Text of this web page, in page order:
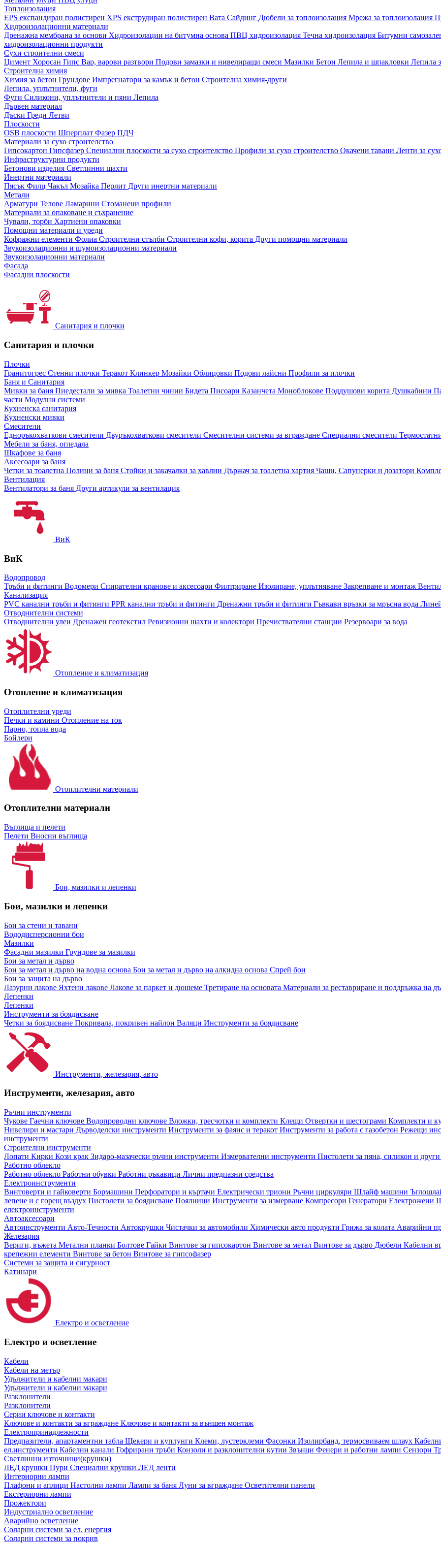
Топлоизолация
EPS експандиран полистирен XPS екструдиран полистирен Вата Сайдинг Дюбели за топлоизолация Мрежа за топлоизолация
Хидроизолационни материали
Дренажна мембрана за основи Хидроизолации на битумна основа ПВЦ хидроизолация Течна хидроизолация Битумни
хидроизолационни продукти
Сухи строителни смеси
Цимент Хоросан Гипс Вар, варови разтвори Подови замазки и нивелиращи смеси Мазилки Бетон Лепила и шпакловки Лепила
Строителна химия
Химия за бетон Грундове Импрегнатори за камък и бетон Строителна химия-други
Лепила, уплътнители, фуги
Фуги Силикони, уплътнители и пяни Лепила
Дървен материал
Дъски Греди Летви
Плоскости
OSB плоскости Шперплат Фазер ПДЧ
Материали за сухо строителство
Гипсокартон Гипсфазер Специални плоскости за сухо строителство Профили за сухо строителство Окачени тавани Ленти за
Инфраструктурни продукти
Бетонови изделия Светлинни шахти
Инертни материали
Пясък Филц Чакъл Мозайкa Перлит Други инертни материали
Метали
Арматури Телове Ламарини Стоманени профили
Материали за опаковане и съхранение
Чували, торби Хартиени опаковки
Помощни материали и уреди
Кофражни елементи Фолиа Строителни стълби Строителни кофи, корита Други помощни материали
Звукоизолационни и шумоизолационни материали
Звукоизолационни материали
Фасада
Фасадни плоскости
Санитария и плочки
Санитария и плочки
Плочки
Гранитогрес Стенни плочки Теракот Клинкер Мозайки Облицовки Подови лайсни Профили за плочки
Баня и Санитария
Мивки за баня Пиедестали за мивка Тоалетни чинии Бидета Писоари Казанчета Моноблокове Поддушови корита Душкабини
части Модулни системи
Кухненска санитария
Кухненски мивки
Смесители
Едноръкохваткови смесители Двуръкохваткови смесители Смесителни системи за вграждане Специални смесители
Мебели за баня, огледала
Шкафове за баня
Аксесоари за баня
Четки за тоалетна Полици за баня Стойки и закачалки за хавлии Държач за тоалетна хартия Чаши, Сапунерки и дозатори
Вентилация
Вентилатори за баня Други артикули за вентилация
ВиК
ВиК
Водопровод
Тръби и фитинги Водомери Спирателни кранове и аксесоари Филтриране Изолиране, уплътняване Закрепване и монтаж
Канализация
PVC канални тръби и фитинги PPR канални тръби и фитинги Дренажни тръби и фитинги Гъвкави връзки за мръсна вода
Отводнителни системи
Отводнителни улеи Дренажен геотекстил Ревизионни шахти и колектори Пречиствателни станции Резервоари за вода
Отопление и климатизация
Отопление и климатизация
Отоплителни уреди
Печки и камини Отопление на ток
Парно, топла вода
Бойлери
Отоплителни материали
Отоплителни материали
Въглища и пелети
Пелети Вносни въглища
Бои, мазилки и лепенки
Бои, мазилки и лепенки
Бои за стени и тавани
Вододисперсионни бои
Мазилки
Фасадни мазилки Грундове за мазилки
Бои за метал и дърво
Бои за метал и дърво на водна основа Бои за метал и дърво на алкидна основа Спрей бои
Бои за защита на дърво
Лазурни лакове Яхтени лакове Лакове за паркет и дюшеме Третиране на основата Материали за реставриране и поддръжка на
Лепенки
Лепенки
Инструменти за боядисване
Четки за боядисване Покривала, покривен найлон Валяци Инструменти за боядисване
Инструменти, железария, авто
Инструменти, железария, авто
Ръчни инструменти
Чукове Гаечни ключове Водопроводни ключове Вложки, тресчотки и комплекти Клещи Отвертки и шестограми Комплекти и
Нивелири и мастари Дърводелски инструменти Инструменти за фаянс и теракот Инструменти за работа с газобетон Режещи
инструменти
Строителни инструменти
Лопати Кирки Кози крак Зидаро-мазачески ръчни инструменти Измервателни инструменти Пистолети за пяна, силикон и
Работно облекло
Работно облекло Работни обувки Работни ръкавици Лични предпазни средства
Електроинструменти
Винтоверти и гайковерти Бормашини Перфоратори и къртачи Електрически триони Ръчни циркуляри Шлайф машини
лепене и с горещ въздух Пистолети за боядисване Поялници Инструменти за измерване Компресори Генератори Електрожени
електроинструменти
Автоаксесоари
Автоинструменти Авто-Течности Автокрушки Чистачки за автомобили Химически авто продукти Грижа за колата Аварийни
Железария
Вериги, въжета Метални планки Болтове Гайки Винтове за гипсокартон Винтове за метал Винтове за дърво Дюбели Кабелни
крепежни елементи Винтове за бетон Винтове за гипсофазер
Системи за защита и сигурност
Катинари
Електро и осветление
Електро и осветление
Кабели
Кабели на метър
Удължители и кабелни макари
Удължители и кабелни макари
Разклонители
Разклонители
Серии ключове и контакти
Ключове и контакти за вграждане Ключове и контакти за външен монтаж
Електропринадлежности
Предпазители, апартаментни табла Щекери и куплунги Клеми, лустерклеми Фасонки Изолирбанд, термосвиваем шлаух
ел.инструменти Кабелни канали Гофрирани тръби Конзоли и разклонителни кутии Звънци Фенери и работни лампи Сензори
Светлинни източници(крушки)
ЛЕД крушки Пури Специални крушки ЛЕД ленти
Интериорни лампи
Плафони и аплици Настолни лампи Лампи за баня Луни за вграждане Осветителни панели
Екстериорни лампи
Прожектори
Индустриално осветление
Аварийно осветление
Соларни системи за ел. енергия
Соларни системи за покрив